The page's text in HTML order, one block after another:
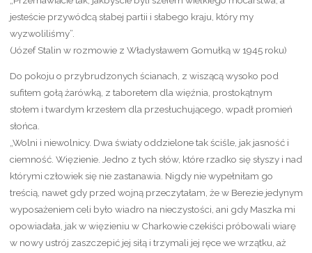
jesteście przywódcą słabej partii i słabego kraju, który my
wyzwoliliśmy”.
(Józef Stalin w rozmowie z Władysławem Gomułką w 1945 roku)
Do pokoju o przybrudzonych ścianach, z wiszącą wysoko pod
sufitem gołą żarówką, z taboretem dla więźnia, prostokątnym
stołem i twardym krzesłem dla przesłuchującego, wpadł promień
słońca.
„Wolni i niewolnicy. Dwa światy oddzielone tak ściśle, jak jasność i
ciemność. Więzienie. Jedno z tych słów, które rzadko się słyszy i nad
którymi człowiek się nie zastanawia. Nigdy nie wypełniłam go
treścią, nawet gdy przed wojną przeczytałam, że w Berezie jedynym
wyposażeniem celi było wiadro na nieczystości, ani gdy Maszka mi
opowiadała, jak w więzieniu w Charkowie czekiści próbowali wiarę
w nowy ustrój zaszczepić jej siłą i trzymali jej ręce we wrzątku, aż